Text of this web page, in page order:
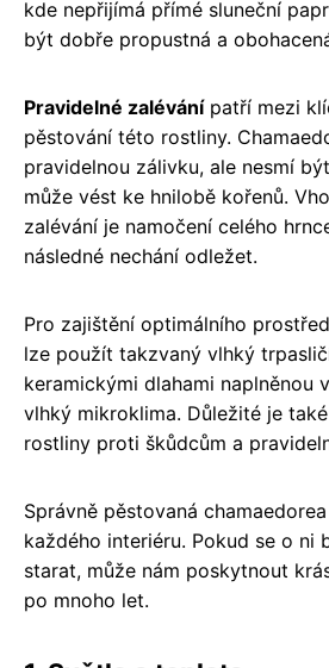
kde nepřijímá přímé sluneční
být dobře propustná a
Pravidelné zalévánípatří mezi
pěstování této rostliny.
pravidelnou zálivku, ale nesmí
může vést ke hnilobě kořenů.
zalévání je namočení celého
následné nechání odležet.
Pro zajištění optimálního
lze použít takzvaný vlhký
keramickými dlahami naplněnou
vlhký mikroklima. Důležité je
rostliny proti škůdcům a
Správně pěstovaná
každého interiéru. Pokud se o ni
starat, může nám poskytnout
po mnoho let.